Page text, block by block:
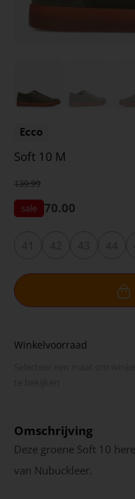
Ecco
Soft 10 M
139.99
70.00
Winkelvoorraad
Omschrijving
Deze groene Soft 10
van Nubuckleer.